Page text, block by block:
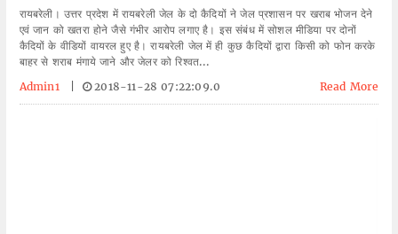
रायबरेली। उत्तर प्रदेश में रायबरेली जेल के दो कैदियों ने जेल प्रशासन पर खराब भोजन देने
एवं जान को खतरा होने जैसे गंभीर आरोप लगाए है। इस संबंध में सोशल मीडिया पर दोनों
कैदियों के वीडियों वायरल हुए है। रायबरेली जेल में ही कुछ कैदियों द्वारा किसी को फोन करके
बाहर से शराब मंगाये जाने और जेलर को रिश्वत...
Admin1
2018-11-28 07:22:09.0 Read More